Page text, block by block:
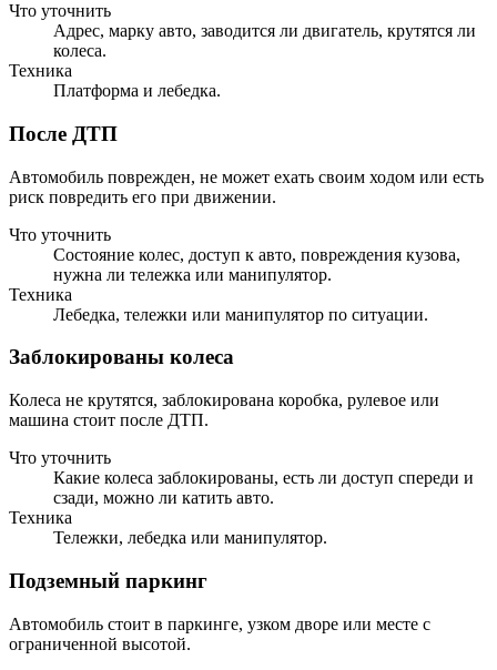
Что уточнить
Адрес, марку авто, заводится ли двигатель, крутятся ли
колеса.
Техника
Платформа и лебедка.
После ДТП
Автомобиль поврежден, не может ехать своим ходом или есть
риск повредить его при движении.
Что уточнить
Состояние колес, доступ к авто, повреждения кузова,
нужна ли тележка или манипулятор.
Техника
Лебедка, тележки или манипулятор по ситуации.
Заблокированы колеса
Колеса не крутятся, заблокирована коробка, рулевое или
машина стоит после ДТП.
Что уточнить
Какие колеса заблокированы, есть ли доступ спереди и
сзади, можно ли катить авто.
Техника
Тележки, лебедка или манипулятор.
Подземный паркинг
Автомобиль стоит в паркинге, узком дворе или месте с
ограниченной высотой.